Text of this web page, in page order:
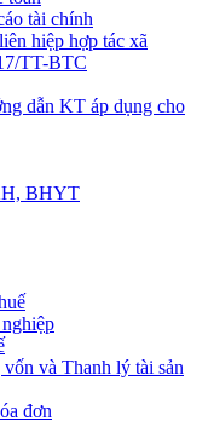
tài chính
hiệp hợp tác xã
TT-BTC
dẫn KT áp dụng cho
BHYT
và Thanh lý tài sản
đơn